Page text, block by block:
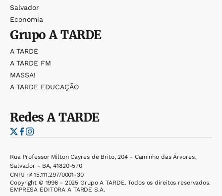
Salvador
Economia
GrupoA TARDE
A TARDE
A TARDE FM
MASSA!
A TARDE EDUCAÇÃO
RedesA TARDE
Rua Professor Milton Cayres de Brito, 204 - Caminho das Árvores,
Salvador - BA, 41820-570
CNPJ nº 15.111.297/0001-30
Copyright © 1996 - 2025 Grupo A TARDE. Todos os direitos reservados.
EMPRESA EDITORA A TARDE S.A.